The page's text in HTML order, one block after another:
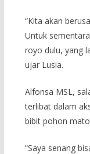
“Kita akan
Untuk
royo dulu, yang
ujar Lusia.
Alfonsa MSL,
terlibat dalam
bibit pohon
“Saya senang